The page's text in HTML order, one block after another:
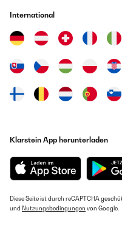
International
Klarstein App herunterladen
Diese Seite ist durch reCAPTCHA
und Nutzungsbedingungen von Google.